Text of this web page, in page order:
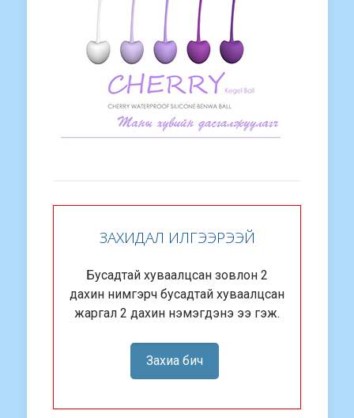
ЗАХИДАЛ ИЛГЭЭРЭЭЙ
Бусадтай хуваалцсан зовлон 2
дахин нимгэрч бусадтай хуваалцсан
жаргал 2 дахин нэмэгдэнэ ээ гэж.
Захиа бич